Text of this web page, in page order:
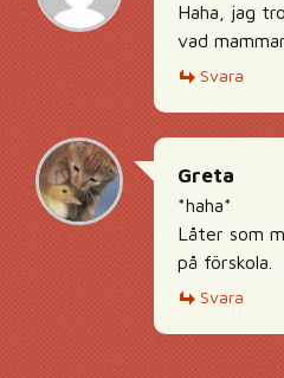
Haha, jag
vad
Svara
Greta
*haha*
Låter som
på förskola.
Svara